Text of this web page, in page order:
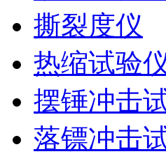
撕裂度仪
热缩试验
摆锤冲击
落镖冲击